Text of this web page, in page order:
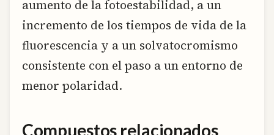
aumento de la fotoestabilidad, a un
incremento de los tiempos de vida de la
fluorescencia y a un solvatocromismo
consistente con el paso a un entorno de
menor polaridad.
Compuestos relacionados